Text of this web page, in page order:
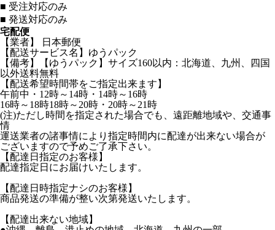
■ 受注対応のみ
■ 発送対応のみ
宅配便
【業者】 日本郵便
【配送サービス名】ゆうパック
【備考】【ゆうパック】サイズ160以内：北海道、九州、四国
以外送料無料
【配送希望時間帯をご指定出来ます】
午前中・12時～14時・14時～16時
16時～18時18時～20時・20時～21時
(注)ただし時間を指定された場合でも、遠距離地域や、交通事
情
運送業者の諸事情により指定時間内に配達が出来ない場合が
ございますので予めご了承下さい。
【配達日指定のお客様】
配達指定日にお届けいたします。
【配達日時指定ナシのお客様】
商品発送の準備が整い次第発送いたします。
【配達出来ない地域】